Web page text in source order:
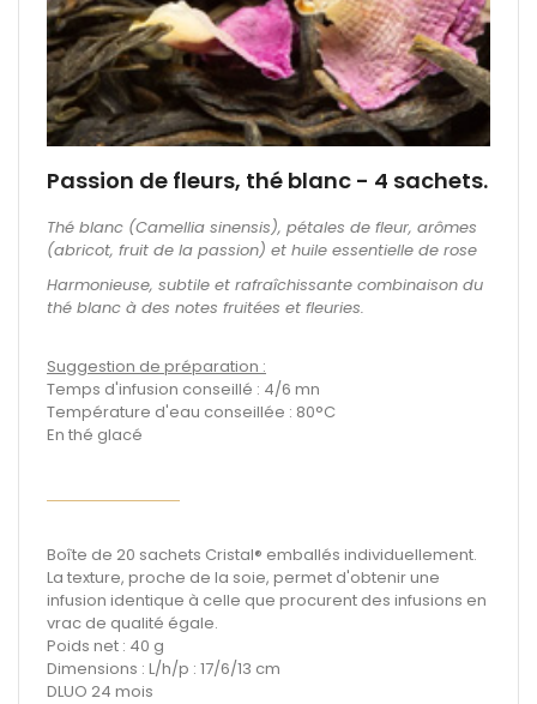
Passion de fleurs, thé blanc - 4 sachets.
Thé blanc (Camellia sinensis), pétales de fleur, arômes
(abricot, fruit de la passion) et huile essentielle de rose
Harmonieuse, subtile et rafraîchissante combinaison du
thé blanc à des notes fruitées et fleuries.
Suggestion de préparation :
Temps d'infusion conseillé : 4/6 mn
Température d'eau conseillée : 80°C
En thé glacé
Boîte de 20 sachets Cristal® emballés individuellement.
La texture, proche de la soie, permet d'obtenir une
infusion identique à celle que procurent des infusions en
vrac de qualité égale.
Poids net : 40 g
Dimensions : L/h/p : 17/6/13 cm
DLUO 24 mois